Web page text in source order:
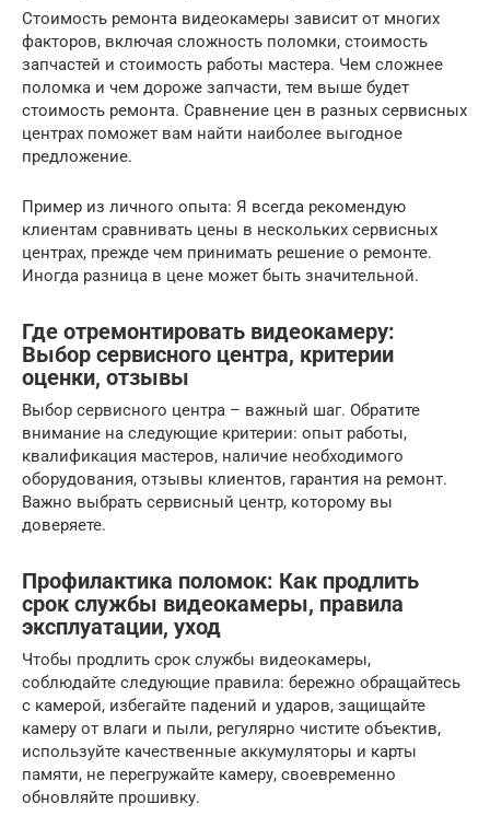
Стоимость ремонта видеокамеры зависит от многих
факторов, включая сложность поломки, стоимость
запчастей и стоимость работы мастера. Чем сложнее
поломка и чем дороже запчасти, тем выше будет
стоимость ремонта. Сравнение цен в разных сервисных
центрах поможет вам найти наиболее выгодное
предложение.
Пример из личного опыта: Я всегда рекомендую
клиентам сравнивать цены в нескольких сервисных
центрах, прежде чем принимать решение о ремонте.
Иногда разница в цене может быть значительной.
Где отремонтировать видеокамеру:
Выбор сервисного центра, критерии
оценки, отзывы
Выбор сервисного центра – важный шаг. Обратите
внимание на следующие критерии: опыт работы,
квалификация мастеров, наличие необходимого
оборудования, отзывы клиентов, гарантия на ремонт.
Важно выбрать сервисный центр, которому вы
доверяете.
Профилактика поломок: Как продлить
срок службы видеокамеры, правила
эксплуатации, уход
Чтобы продлить срок службы видеокамеры,
соблюдайте следующие правила: бережно обращайтесь
с камерой, избегайте падений и ударов, защищайте
камеру от влаги и пыли, регулярно чистите объектив,
используйте качественные аккумуляторы и карты
памяти, не перегружайте камеру, своевременно
обновляйте прошивку.